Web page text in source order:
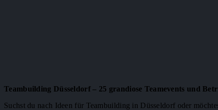
Teambuilding Düsseldorf – 25 grandiose Teamevents und
Suchst du nach Ideen für Teambuilding in Düsseldorf oder